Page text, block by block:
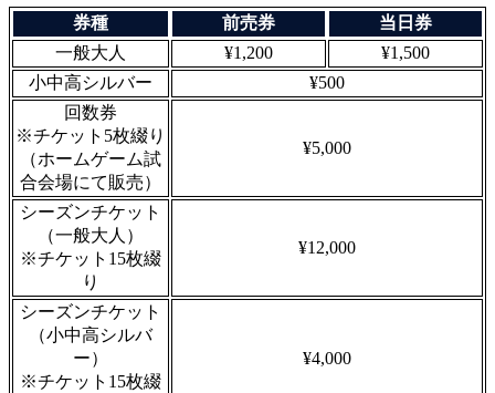
券種 前売券
当日券
一般大人
¥1,200
¥1,500
小中高シルバー
¥500
回数券
※チケット5枚綴り
（ホームゲーム試
合会場にて販売）
¥5,000
シーズンチケット
（一般大人）
※チケット15枚綴
り
¥12,000
シーズンチケット
（小中高シルバ
ー）
※チケット15枚綴
¥4,000